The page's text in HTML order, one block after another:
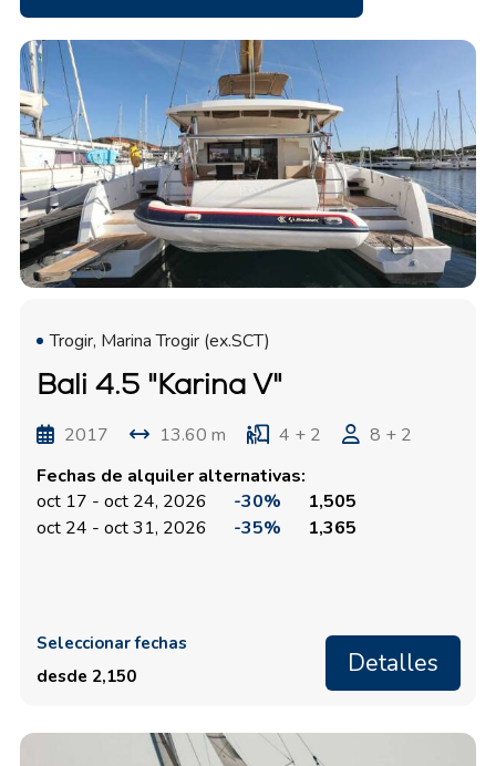
Trogir, Marina Trogir (ex.SCT)
Bali 4.5 "Karina V"
2017 13.60 m 4 + 2
8 + 2
Fechas de alquiler alternativas:
oct 17 - oct 24, 2026
-30%
1,505
oct 24 - oct 31, 2026
-35% 1,365
Seleccionar fechas
desde 2,150
Detalles